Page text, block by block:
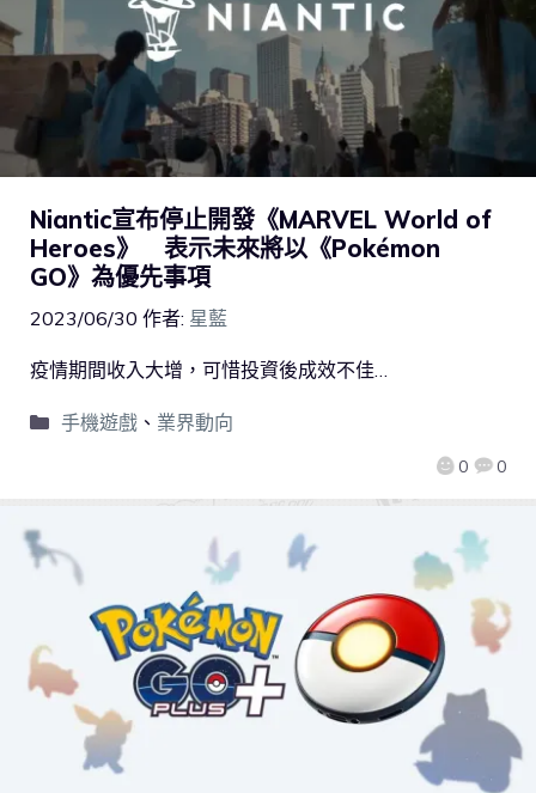
Niantic宣布停止開發《MARVEL World of
Heroes》 表示未來將以《Pokémon
GO》為優先事項
2023/06/30 作者: 星藍
0 0
疫情期間收入大增，可惜投資後成效不佳…
手機遊戲、 業界動向